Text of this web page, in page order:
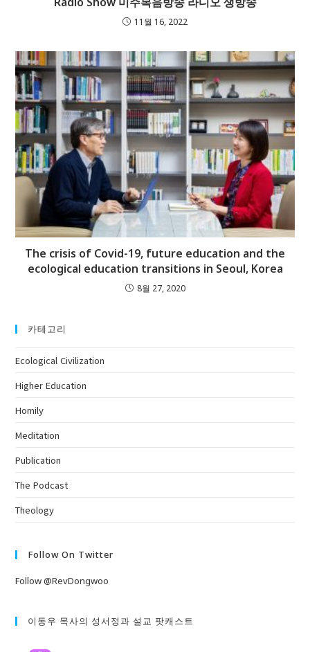
11월 16, 2022
The crisis of Covid-19, future education and the
ecological education transitions in Seoul, Korea
8월 27, 2020
카테고리
Ecological Civilization
Higher Education
Homily
Meditation
Publication
The Podcast
Theology
Follow On Twitter
Follow @RevDongwoo
이동우 목사의 성서정과 설교 팟캐스트